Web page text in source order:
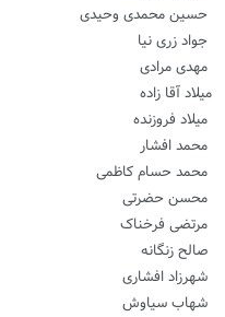
حسین محمدی وحیدی
جواد زری نیا
مهدی مرادی
میلاد آقا زاده
میلاد فروزنده
محمد افشار
محمد حسام کاظمی
محسن حضرتی
مرتضی فرخناک
صالح زنگانه
شهرزاد افشاری
شهاب سیاوش